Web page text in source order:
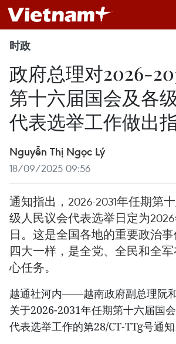
时政
政府总理对2026-
第十六届国会及各
代表选举工作做出
Nguyễn Thị Ngọc Lý
18/09/2025 09:56
通知指出，2026-2031年任期第
级人民议会代表选举日定为2026
日。这是全国各地的重要政治
四大一样，是全党、全民和全
心任务。
越通社河内——越南政府副总理阮
关于2026-2031年任期第十六届国
代表选举工作的第28/CT-TTg号通知